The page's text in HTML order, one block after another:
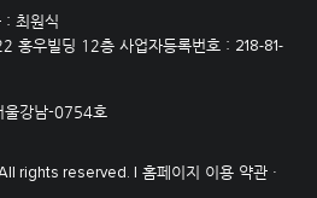
: 최원식
홍우빌딩 12층 사업자등록번호 : 218-81-
울강남-0754호
rights reserved. |
홈페이지 이용 약관 ·